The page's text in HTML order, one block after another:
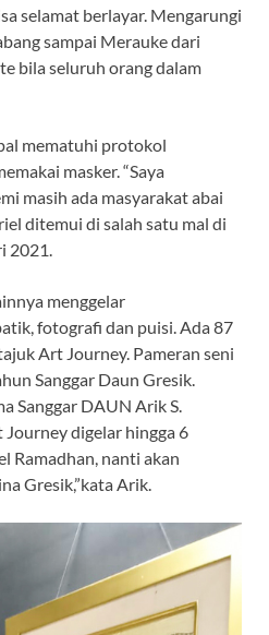
selamat berlayar. Mengarungi
sampai Merauke dari
bila seluruh orang dalam
mematuhi protokol
masker. “Saya
masih ada masyarakat abai
ditemui di salah satu mal di
2021.
menggelar
fotografi dan puisi. Ada 87
Art Journey. Pameran seni
Sanggar Daun Gresik.
Sanggar DAUN Arik S.
digelar hingga 6
Ramadhan, nanti akan
Gresik,”kata Arik.